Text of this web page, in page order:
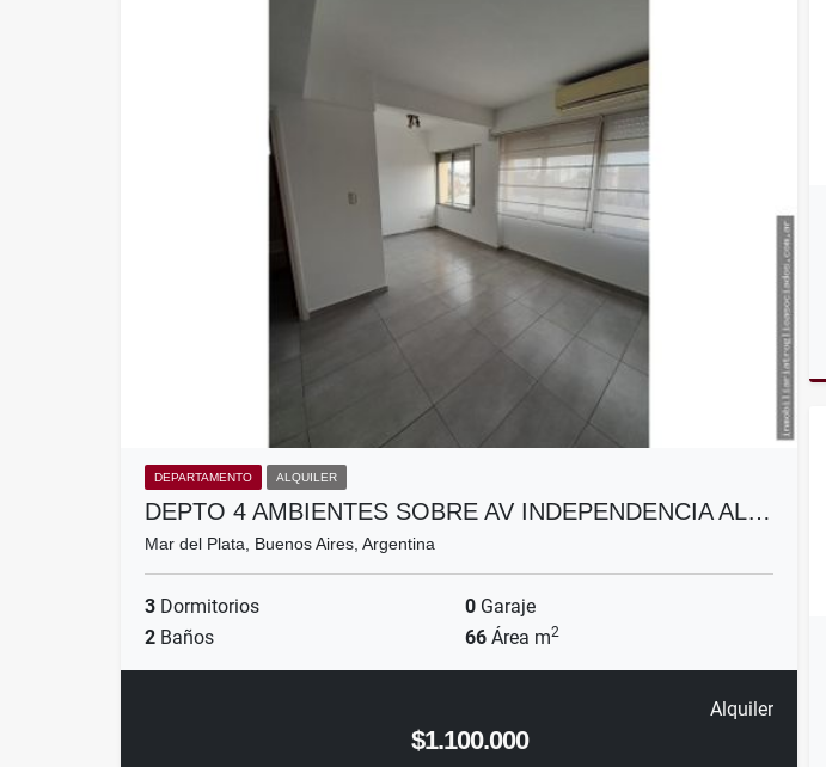
DEPARTAMENTO ALQUILER
DEPTO 4 AMBIENTES SOBRE AV INDEPENDENCIA AL…
Mar del Plata, Buenos Aires, Argentina
3 Dormitorios 0 Garaje
2 Baños 66 Área m2
Alquiler
$1.100.000